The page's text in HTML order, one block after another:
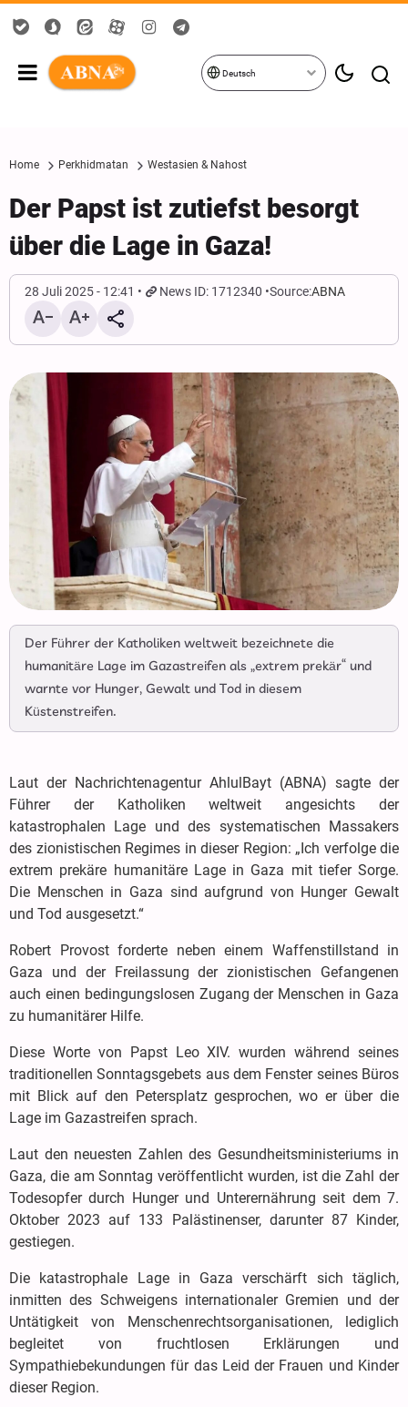
Deutsch
Home Perkhidmatan Westasien & Nahost
Der Papst ist zutiefst besorgt
über die Lage in Gaza!
28 Juli 2025 - 12:41 News ID: 1712340 Source:ABNA
Der Führer der Katholiken weltweit bezeichnete die
humanitäre Lage im Gazastreifen als „extrem prekär“ und
warnte vor Hunger, Gewalt und Tod in diesem
Küstenstreifen.
Laut der Nachrichtenagentur AhlulBayt (ABNA) sagte der
Führer der Katholiken weltweit angesichts der
katastrophalen Lage und des systematischen Massakers
des zionistischen Regimes in dieser Region: „Ich verfolge die
extrem prekäre humanitäre Lage in Gaza mit tiefer Sorge.
Die Menschen in Gaza sind aufgrund von Hunger Gewalt
und Tod ausgesetzt.“
Robert Provost forderte neben einem Waffenstillstand in
Gaza und der Freilassung der zionistischen Gefangenen
auch einen bedingungslosen Zugang der Menschen in Gaza
zu humanitärer Hilfe.
Diese Worte von Papst Leo XIV. wurden während seines
traditionellen Sonntagsgebets aus dem Fenster seines Büros
mit Blick auf den Petersplatz gesprochen, wo er über die
Lage im Gazastreifen sprach.
Laut den neuesten Zahlen des Gesundheitsministeriums in
Gaza, die am Sonntag veröffentlicht wurden, ist die Zahl der
Todesopfer durch Hunger und Unterernährung seit dem 7.
Oktober 2023 auf 133 Palästinenser, darunter 87 Kinder,
gestiegen.
Die katastrophale Lage in Gaza verschärft sich täglich,
inmitten des Schweigens internationaler Gremien und der
Untätigkeit von Menschenrechtsorganisationen, lediglich
begleitet von fruchtlosen Erklärungen und
Sympathiebekundungen für das Leid der Frauen und Kinder
dieser Region.